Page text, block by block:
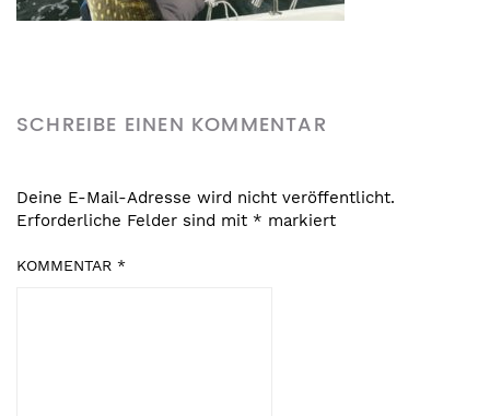
SCHREIBE EINEN KOMMENTAR
Deine E-Mail-Adresse wird nicht veröffentlicht.
Erforderliche Felder sind mit * markiert
KOMMENTAR *